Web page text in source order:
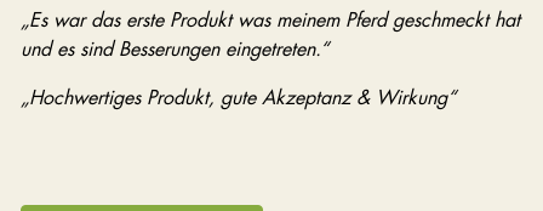
„Es war das erste Produkt was meinem Pferd geschmeckt hat
und es sind Besserungen eingetreten.“
„Hochwertiges Produkt, gute Akzeptanz & Wirkung“